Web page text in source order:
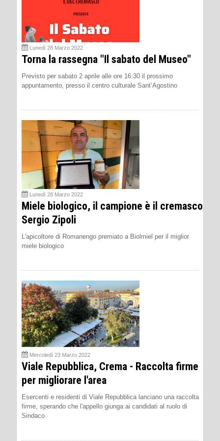
Lunedì 28 Marzo 2022
Torna la rassegna "Il sabato del Museo"
Previsto per sabato 2 aprile alle ore 16:30 il prossimo
appuntamento, presso il centro culturale Sant’Agostino
Lunedì 28 Marzo 2022
Miele biologico, il campione è il cremasco
Sergio Zipoli
L'apicoltore di Romanengo premiato a Biolmiel per il miglior
miele biologico
Mercoledì 23 Marzo 2022
Viale Repubblica, Crema - Raccolta firme
per migliorare l'area
Esercenti e residenti di Viale Repubblica lanciano una raccolta
firme, sperando che l'appello giunga ai candidati al ruolo di
Sindaco